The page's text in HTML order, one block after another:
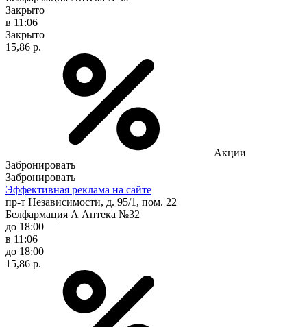
Закрыто
в 11:06
Закрыто
15,86 р.
Акции
Забронировать
Забронировать
Эффективная реклама на сайте
пр-т Независимости, д. 95/1, пом. 22
Белфармация А Аптека №32
до 18:00
в 11:06
до 18:00
15,86 р.